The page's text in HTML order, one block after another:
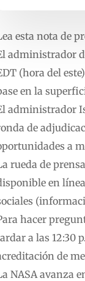
esta nota de
administrador
(hora del
en la
administrador
de
a
rueda de
en
hacer
a las 12:30
de
NASA avanza